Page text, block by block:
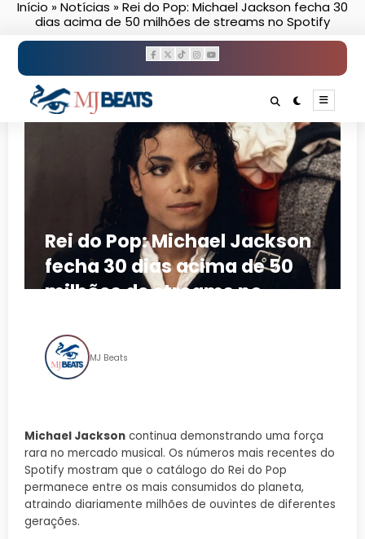
PularInício »Notícias »Rei do Pop: Michael Jackson fecha 30
dias acima de 50 milhões de streams no Spotify
Rei do Pop: Michael Jackson
fecha 30 dias acima de 50
milhões de streams no
MJ Beats
Michael Jackson continua demonstrando uma força
rara no mercado musical. Os números mais recentes do
Spotify mostram que o catálogo do Rei do Pop
permanece entre os mais consumidos do planeta,
atraindo diariamente milhões de ouvintes de diferentes
gerações.